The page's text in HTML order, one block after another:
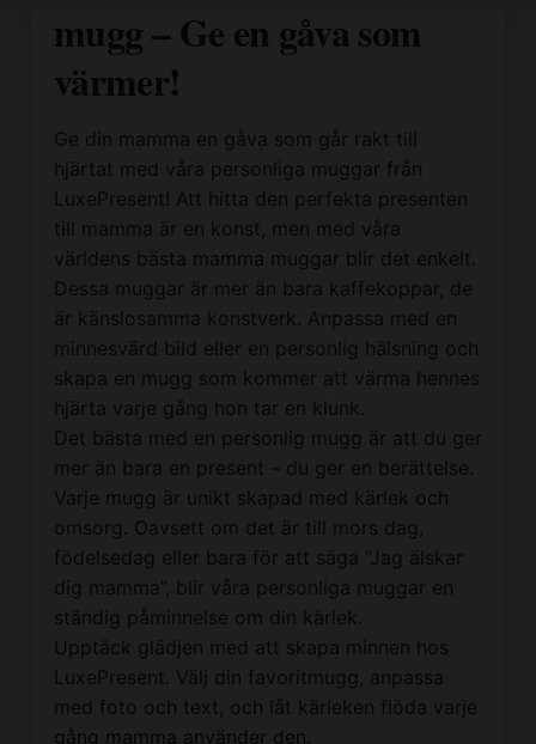
mugg – Ge en gåva som
värmer!
Ge din mamma en gåva som går rakt till
hjärtat med våra personliga muggar från
LuxePresent! Att hitta den perfekta presenten
till mamma är en konst, men med våra
världens bästa mamma muggar blir det enkelt.
Dessa muggar är mer än bara kaffekoppar, de
är känslosamma konstverk. Anpassa med en
minnesvärd bild eller en personlig hälsning och
skapa en mugg som kommer att värma hennes
hjärta varje gång hon tar en klunk.
Det bästa med en personlig mugg är att du ger
mer än bara en present – du ger en berättelse.
Varje mugg är unikt skapad med kärlek och
omsorg. Oavsett om det är till mors dag,
födelsedag eller bara för att säga ”Jag älskar
dig mamma”, blir våra personliga muggar en
ständig påminnelse om din kärlek.
Upptäck glädjen med att skapa minnen hos
LuxePresent. Välj din favoritmugg, anpassa
med foto och text, och låt kärleken flöda varje
gång mamma använder den.